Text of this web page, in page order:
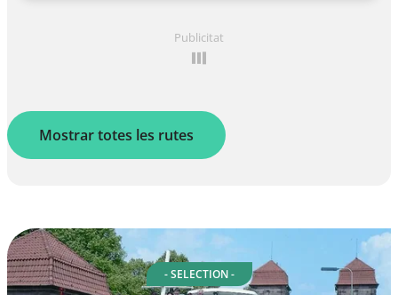
Publicitat
Mostrar totes les rutes
- SELECTION -